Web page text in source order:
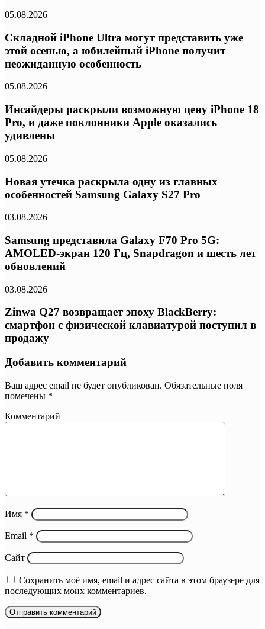
05.08.2026
Складной iPhone Ultra могут представить уже
этой осенью, а юбилейный iPhone получит
неожиданную особенность
05.08.2026
Инсайдеры раскрыли возможную цену iPhone 18
Pro, и даже поклонники Apple оказались
удивлены
05.08.2026
Новая утечка раскрыла одну из главных
особенностей Samsung Galaxy S27 Pro
03.08.2026
Samsung представила Galaxy F70 Pro 5G:
AMOLED-экран 120 Гц, Snapdragon и шесть лет
обновлений
03.08.2026
Zinwa Q27 возвращает эпоху BlackBerry:
смартфон с физической клавиатурой поступил в
продажу
Добавить комментарий
Ваш адрес email не будет опубликован. Обязательные поля
помечены *
Комментарий
Имя *
Email *
Сайт
Сохранить моё имя, email и адрес сайта в этом браузере для
последующих моих комментариев.